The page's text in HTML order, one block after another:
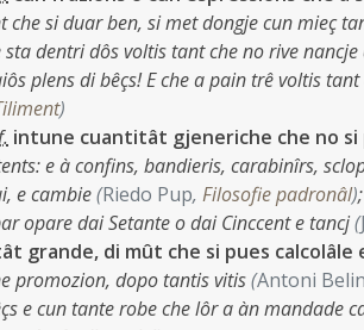
che si duar ben, si met dongje cun mieç
sta dentri dôs voltis tant che no rive
plens di bêçs! E che a pain trê voltis
)
intune cuantitât gjeneriche che no si
e à confins, bandieris, carabinîrs,
e cambie(Riedo Pup, Filosofie padronâl);
opare dai Setante o dai Cinccent e tancj(
grande, di mût che si pues calcolâle
promozion, dopo tantis vitis(Antoni
e cun tante robe che lôr a àn mandade